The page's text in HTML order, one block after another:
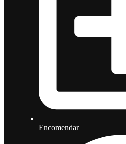
Encomendar